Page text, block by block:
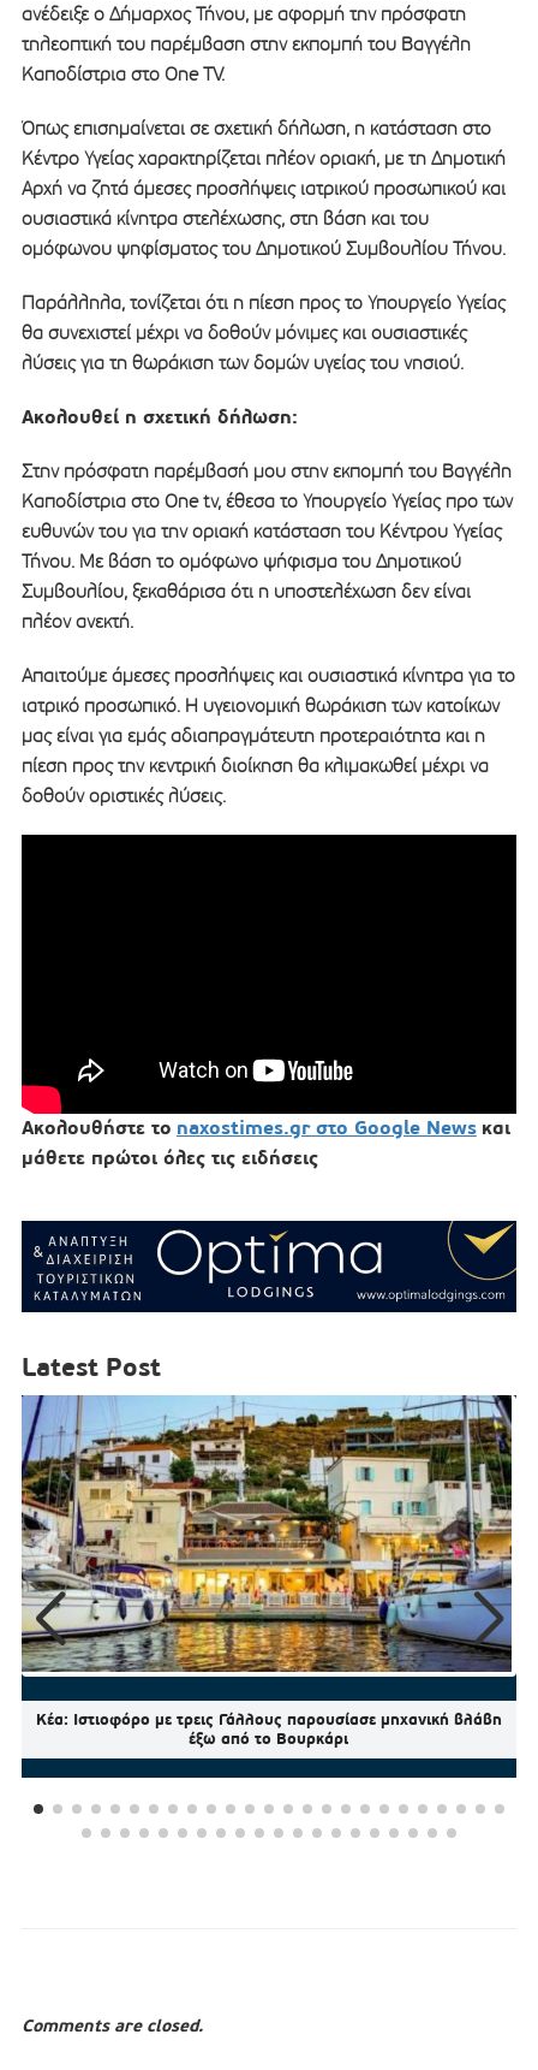
ανέδειξε ο Δήμαρχος Τήνου, με αφορμή την πρόσφατη
τηλεοπτική του παρέμβαση στην εκπομπή του Βαγγέλη
Καποδίστρια στο One TV.
Όπως επισημαίνεται σε σχετική δήλωση, η κατάσταση στο
Κέντρο Υγείας χαρακτηρίζεται πλέον οριακή, με τη Δημοτική
Αρχή να ζητά άμεσες προσλήψεις ιατρικού προσωπικού και
ουσιαστικά κίνητρα στελέχωσης, στη βάση και του
ομόφωνου ψηφίσματος του Δημοτικού Συμβουλίου Τήνου.
Παράλληλα, τονίζεται ότι η πίεση προς το Υπουργείο Υγείας
θα συνεχιστεί μέχρι να δοθούν μόνιμες και ουσιαστικές
λύσεις για τη θωράκιση των δομών υγείας του νησιού.
Ακολουθεί η σχετική δήλωση:
Στην πρόσφατη παρέμβασή μου στην εκπομπή του Βαγγέλη
Καποδίστρια στο One tv, έθεσα το Υπουργείο Υγείας προ των
ευθυνών του για την οριακή κατάσταση του Κέντρου Υγείας
Τήνου. ​Με βάση το ομόφωνο ψήφισμα του Δημοτικού
Συμβουλίου, ξεκαθάρισα ότι η υποστελέχωση δεν είναι
πλέον ανεκτή.
Απαιτούμε άμεσες προσλήψεις και ουσιαστικά κίνητρα για το
ιατρικό προσωπικό. Η υγειονομική θωράκιση των κατοίκων
μας είναι για εμάς αδιαπραγμάτευτη προτεραιότητα και η
πίεση προς την κεντρική διοίκηση θα κλιμακωθεί μέχρι να
δοθούν οριστικές λύσεις.
Ακολουθήστε το naxostimes.gr στο Google News και
μάθετε πρώτοι όλες τις ειδήσεις
Latest Post
Κέα: Ιστιοφόρο με τρεις Γάλλους παρουσίασε μηχανική βλάβη
έξω από το Βουρκάρι
Comments are closed.